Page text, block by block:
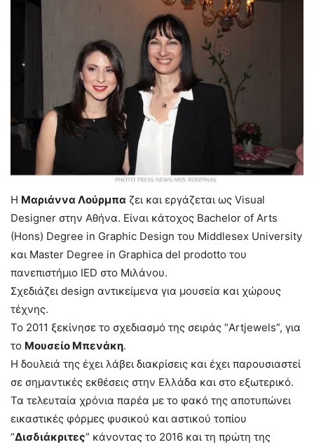
Η Μαριάννα Λούρμπα ζει και εργάζεται ως Visual
Designer στην Αθήνα. Είναι κάτοχος Bachelor of Arts
(Hons) Degree in Graphic Design του Middlesex University
και Master Degree in Graphica del prodotto του
πανεπιστήμιο IED στο Μιλάνου.
Σχεδιάζει design αντικείμενα για μουσεία και χώρους
τέχνης.
Το 2011 ξεκίνησε το σχεδιασμό της σειράς “Artjewels”, για
το Μουσείο Μπενάκη.
Η δουλειά της έχει λάβει διακρίσεις και έχει παρουσιαστεί
σε σημαντικές εκθέσεις στην Ελλάδα και στο εξωτερικό.
Τα τελευταία χρόνια παρέα με το φακό της αποτυπώνει
εικαστικές φόρμες φυσικού και αστικού τοπίου
“Δισδιάκριτες” κάνοντας το 2016 και τη πρώτη της